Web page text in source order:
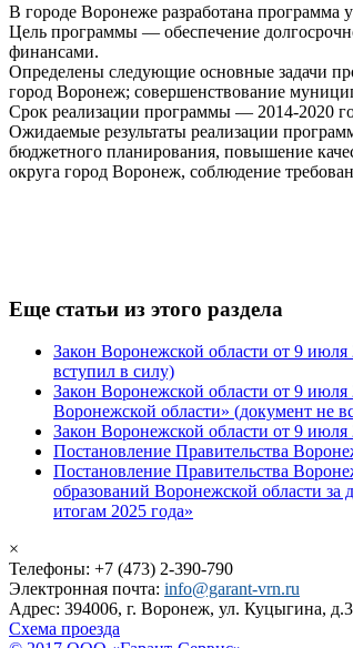
В городе Воронеже разработана
Цель программы — обеспечение
финансами.
Определены следующие основные задачи
город Воронеж; совершенствование
Срок реализации программы — 2014-2020
Ожидаемые результаты реализации
бюджетного планирования, повышение
округа город Воронеж, соблюдение
Еще статьи из этого раздела
Закон Воронежской области от 9
вступил в силу)
Закон Воронежской области от 9
Воронежской области» (документ не
Закон Воронежской области от 9
Постановление Правительства
Постановление Правительства
образований Воронежской области
итогам 2025 года»
×
Телефоны: +7 (473) 2-390-790
Электронная почта: info@garant-vrn.ru
Адрес: 394006, г. Воронеж, ул. Куцыгина,
Схема проезда